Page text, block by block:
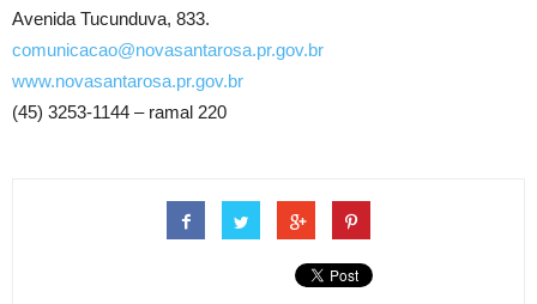
Avenida Tucunduva, 833.
comunicacao@novasantarosa.pr.gov.br
www.novasantarosa.pr.gov.br
(45) 3253-1144 – ramal 220